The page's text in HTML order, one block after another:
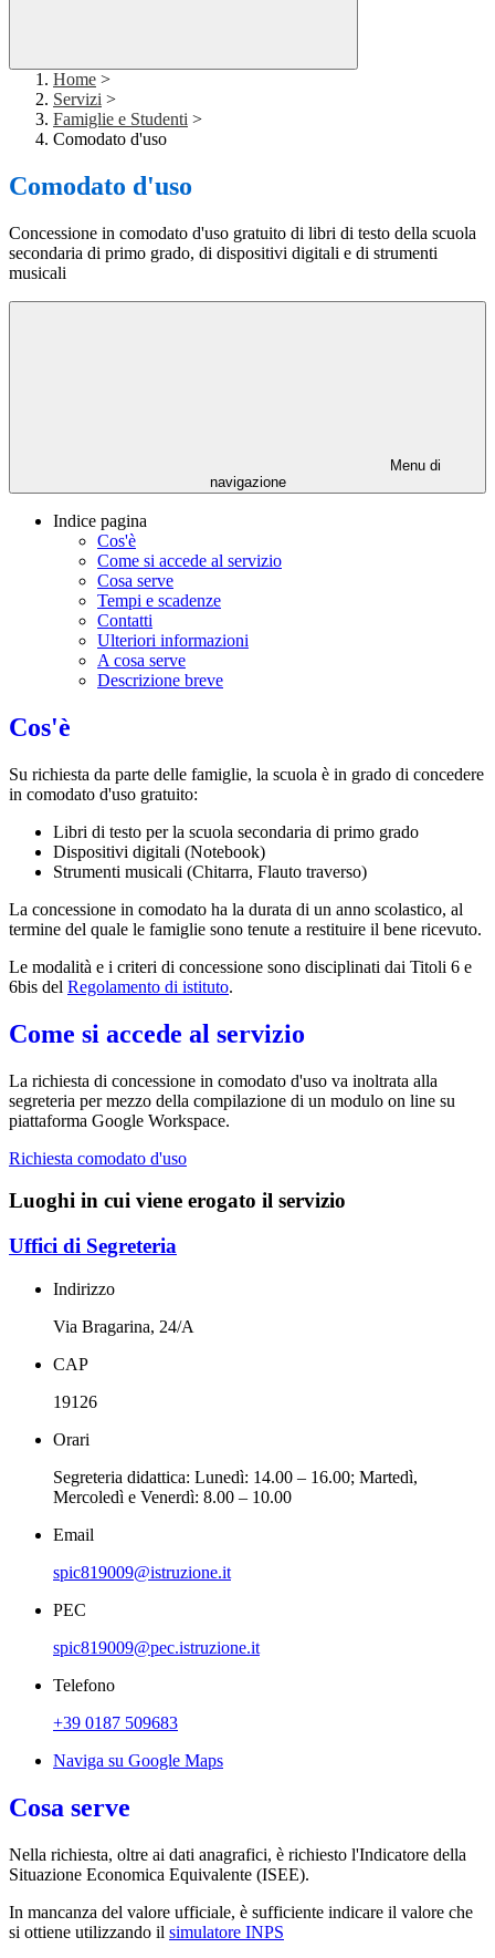
Home >
Servizi >
Famiglie e Studenti >
Comodato d'uso
Comodato d'uso
Concessione in comodato d'uso gratuito di libri di testo della scuola
secondaria di primo grado, di dispositivi digitali e di strumenti
musicali
Menu di
navigazione
Indice pagina
Cos'è
Come si accede al servizio
Cosa serve
Tempi e scadenze
Contatti
Ulteriori informazioni
A cosa serve
Descrizione breve
Cos'è
Su richiesta da parte delle famiglie, la scuola è in grado di concedere
in comodato d'uso gratuito:
Libri di testo per la scuola secondaria di primo grado
Dispositivi digitali (Notebook)
Strumenti musicali (Chitarra, Flauto traverso)
La concessione in comodato ha la durata di un anno scolastico, al
termine del quale le famiglie sono tenute a restituire il bene ricevuto.
Le modalità e i criteri di concessione sono disciplinati dai Titoli 6 e
6bis del Regolamento di istituto.
Come si accede al servizio
La richiesta di concessione in comodato d'uso va inoltrata alla
segreteria per mezzo della compilazione di un modulo on line su
piattaforma Google Workspace.
Richiesta comodato d'uso
Luoghi in cui viene erogato il servizio
Uffici di Segreteria
Indirizzo
Via Bragarina, 24/A
CAP
19126
Orari
Segreteria didattica: Lunedì: 14.00 – 16.00; Martedì,
Mercoledì e Venerdì: 8.00 – 10.00
Email
spic819009@istruzione.it
PEC
spic819009@pec.istruzione.it
Telefono
+39 0187 509683
Naviga su Google Maps
Cosa serve
Nella richiesta, oltre ai dati anagrafici, è richiesto l'Indicatore della
Situazione Economica Equivalente (ISEE).
In mancanza del valore ufficiale, è sufficiente indicare il valore che
si ottiene utilizzando il simulatore INPS